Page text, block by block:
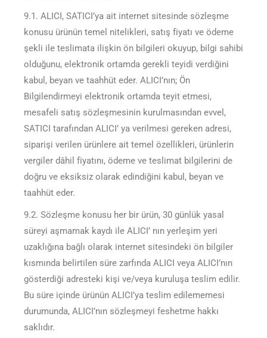
9.1. ALICI, SATICI’ya ait internet sitesinde sözleşme
konusu ürünün temel nitelikleri, satış fiyatı ve ödeme
şekli ile teslimata ilişkin ön bilgileri okuyup, bilgi sahibi
olduğunu, elektronik ortamda gerekli teyidi verdiğini
kabul, beyan ve taahhüt eder. ALICI’nın; Ön
Bilgilendirmeyi elektronik ortamda teyit etmesi,
mesafeli satış sözleşmesinin kurulmasından evvel,
SATICI tarafından ALICI’ ya verilmesi gereken adresi,
siparişi verilen ürünlere ait temel özellikleri, ürünlerin
vergiler dâhil fiyatını, ödeme ve teslimat bilgilerini de
doğru ve eksiksiz olarak edindiğini kabul, beyan ve
taahhüt eder.
9.2. Sözleşme konusu her bir ürün, 30 günlük yasal
süreyi aşmamak kaydı ile ALICI’ nın yerleşim yeri
uzaklığına bağlı olarak internet sitesindeki ön bilgiler
kısmında belirtilen süre zarfında ALICI veya ALICI’nın
gösterdiği adresteki kişi ve/veya kuruluşa teslim edilir.
Bu süre içinde ürünün ALICI’ya teslim edilememesi
durumunda, ALICI’nın sözleşmeyi feshetme hakkı
saklıdır.